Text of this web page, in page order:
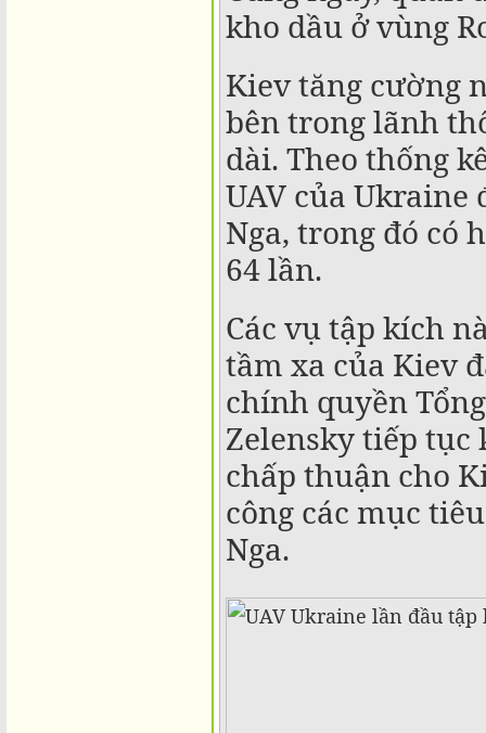
kho dầu ở vùng
Kiev tăng cường
bên trong lãnh
dài. Theo thống
UAV của Ukraine
Nga, trong đó có
64 lần.
Các vụ tập kích
tầm xa của Kiev
chính quyền
Zelensky tiếp tục
chấp thuận cho
công các mục
Nga.